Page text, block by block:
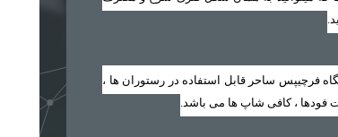
فرچیپس ساحر قابل استفاده در رستوران ها ،
فودها ، کافی شاپ ها می باشد‏.‏